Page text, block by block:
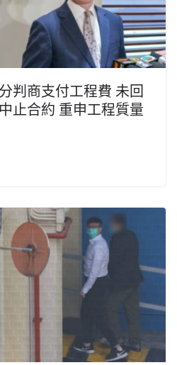
判商支付工程費 未回
止合約 重申工程質量